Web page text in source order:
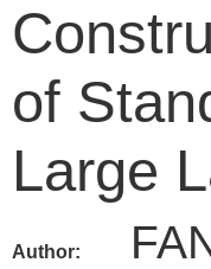
of
Large
Author: